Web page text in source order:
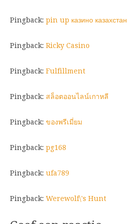
Pingback: pin up казино казахстан
Pingback: Ricky Casino
Pingback: Fulfillment
Pingback: สล็อตออนไลน์เกาหลี
Pingback: ของพรีเมี่ยม
Pingback: pg168
Pingback: ufa789
Pingback: Werewolf\'s Hunt